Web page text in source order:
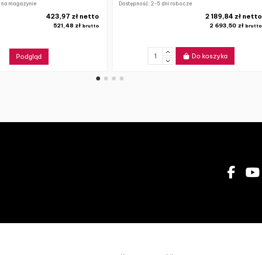
na magazynie
521,48 złbrutto
423,97 zł netto
Podgląd
Dostępność: 2-5 dni robocze
2 693,50 zł brutto
2 189,84 zł netto
Do koszyka